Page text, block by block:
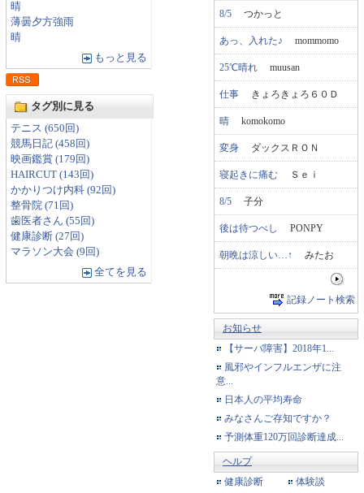
晴
薄曇夕方強雨
晴
もっと見る
タグ別に見る
テニス (650回)
競馬日記 (458回)
映画鑑賞 (179回)
HAIRCUT (143回)
かかりつけ内科 (92回)
整骨院 (71回)
歯医者さん (55回)
健康診断 (27回)
マラソン大会 (9回)
全てを見る
8/5 つかっと
あっ、入れた♪ mommomo
25℃晴れ muusan
仕事 きょろきょろ６０Ｄ
晴 komokomo
変身 ダックスＲＯＮ
寝起きに痛む Ｓｅｉ
8/5 子分
後は待つべし PONPY
朝晩は涼しい…↑ みたお
記録ノート検索
お知らせ
【サーバ障害】2018年1...
風邪やインフルエンザに注
意...
日本人の平均寿命
みなさんご存知ですか？
予測体重120万回診断達成...
ヘルプ
健康診断
体験談